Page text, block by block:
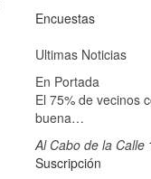
Encuestas
Ultimas Noticias
En Portada
El 75% de vecinos
buena…
Al Cabo de la Calle
Suscripción